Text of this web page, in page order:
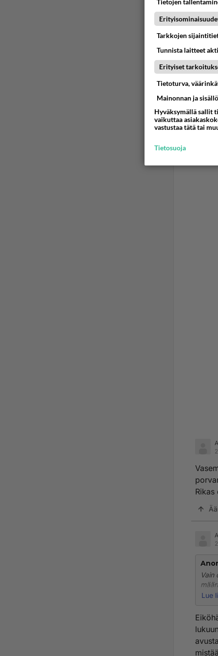
Vain
10
Rikas
Vain
Lue
Tietojen
Tarkkojen
Tunnista laitteet
Erityiset
Tietoturva,
Mainonnan ja
Hyväksymällä sallit
vaikuttaa
vastustaa tätä tai
Tietosuoja